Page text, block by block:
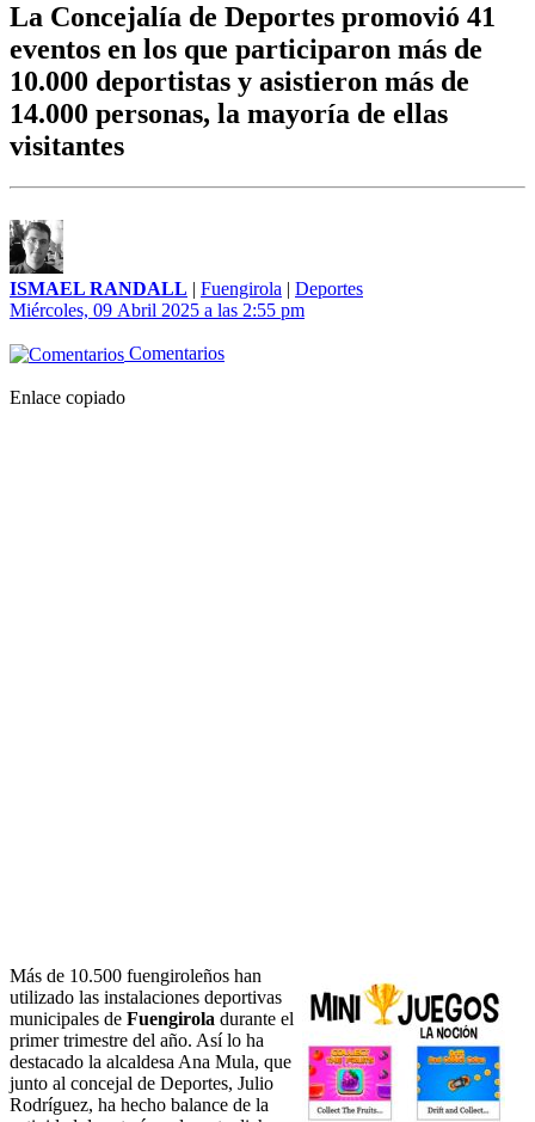
La Concejalía de Deportes promovió 41
eventos en los que participaron más de
10.000 deportistas y asistieron más de
14.000 personas, la mayoría de ellas
visitantes
ISMAEL RANDALL | Fuengirola | Deportes
Miércoles, 09 Abril 2025 a las 2:55 pm
Comentarios
Enlace copiado
Más de 10.500 fuengiroleños han
utilizado las instalaciones deportivas
municipales de Fuengirola durante el
primer trimestre del año. Así lo ha
destacado la alcaldesa Ana Mula, que
junto al concejal de Deportes, Julio
Rodríguez, ha hecho balance de la